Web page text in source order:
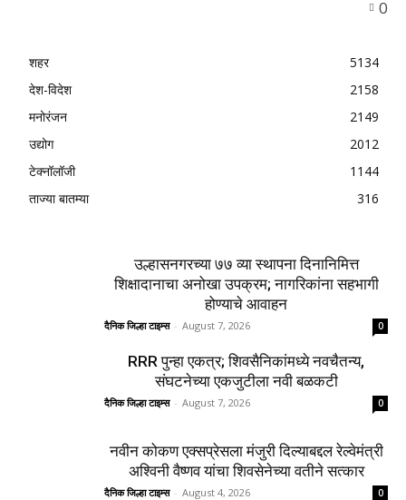
0
शहर
5134
देश-विदेश
2158
मनोरंजन
2149
उद्योग
2012
टेक्नॉलॉजी
1144
ताज्या बातम्या
316
उल्हासनगरच्या ७७ व्या स्थापना दिनानिमित्त
शिक्षादानाचा अनोखा उपक्रम; नागरिकांना सहभागी
होण्याचे आवाहन
दैनिक जिल्हा टाइम्स - August 7, 2026 0
RRR पुन्हा एकत्र; शिवसैनिकांमध्ये नवचैतन्य,
संघटनेच्या एकजुटीला नवी बळकटी
दैनिक जिल्हा टाइम्स - August 7, 2026 0
नवीन कोकण एक्सप्रेसला मंजुरी दिल्याबद्दल रेल्वेमंत्री
अश्विनी वैष्णव यांचा शिवसेनेच्या वतीने सत्कार
दैनिक जिल्हा टाइम्स - August 4, 2026 0